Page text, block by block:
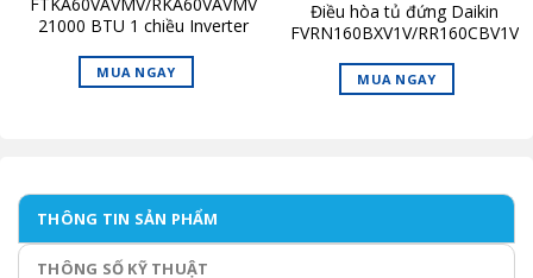
21000 BTU 1 chiều Inverter
MUA NGAY
Điều hòa tủ đứng Daikin
FVRN160BXV1V/RR160CBV1V
MUA NGAY
THÔNG TIN SẢN PHẨM
THÔNG SỐ KỸ THUẬT